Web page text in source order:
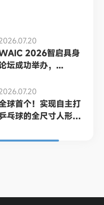
2026智启具身
坛成功举办，...
球首个！实现自主打
乓球的全尺寸人形